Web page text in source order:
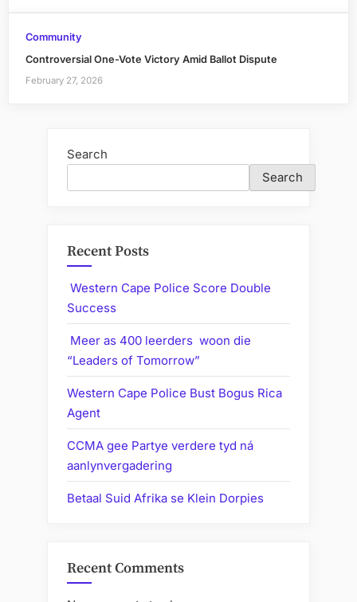
Community
Controversial One-Vote Victory Amid Ballot Dispute
February 27, 2026
Search
Search
Recent Posts
Western Cape Police Score Double
Success
Meer as 400 leerders woon die
“Leaders of Tomorrow”
Western Cape Police Bust Bogus Rica
Agent
CCMA gee Partye verdere tyd ná
aanlynvergadering
Betaal Suid Afrika se Klein Dorpies
Recent Comments